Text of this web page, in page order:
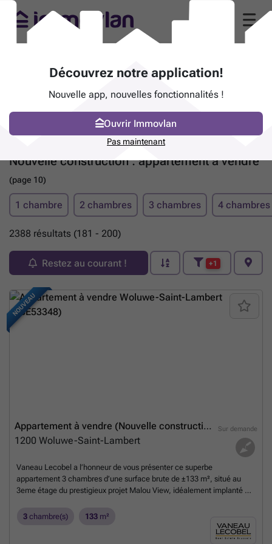
Nouvelle construction : appartement à vendre
(page 10)
1 chambre 2 chambres 3 chambres 4 chambres
2388 résultats (181 - 200)
Restez au courant ! +1
NOUVEAU
Sur demande
Appartement à vendre (Nouvelle construction)
1200 Woluwe-Saint-Lambert
Vaneau Lecobel a l’honneur de vous présenter ce superbe
appartement 3 chambres d’une surface brute de ±133 m², situé au
3eme étage du prestigieux projet Malou View, idéalement implanté à
recherché. Baigné de lumière, l’appartement se compose d’un vaste
hall d’entrée avec espace vestiaire intégré et toilette invités, menant
vers un séjour lumineux de ±46 m² avec cuisine ouverte entièrement
3 chambre(s) 133 m²
Découvrez notre application!
Nouvelle app, nouvelles fonctionnalités !
Ouvrir Immovlan
Pas maintenant